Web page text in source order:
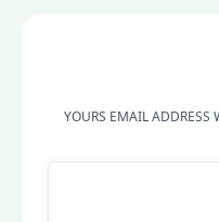
YOURS EMAIL ADDRESS